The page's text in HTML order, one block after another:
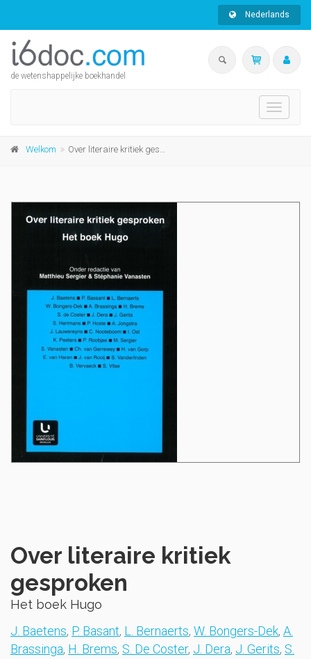
Nederlands
de wetenshappelijke boekhandel
Toggle
Welkom Over literaire kritiek gesproken
Over literaire kritiek
gesproken
Het boek Hugo
J. Baetens, P. Basant, L. Bernaerts, W. Bongers-Dek, A.
Brassinga, H. Brems, S. De Coster, J. Dera, J. Gerits, S.